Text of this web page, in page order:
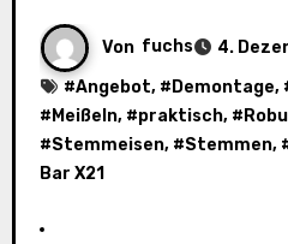
Von fuchs
4.
#Angebot, # Demontage,
# Meißeln, #praktisch, #
#Stemmeisen, #Stemmen,
Bar X21